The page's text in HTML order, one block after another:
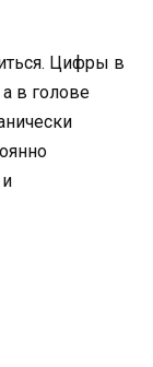
Цифры в
в голове